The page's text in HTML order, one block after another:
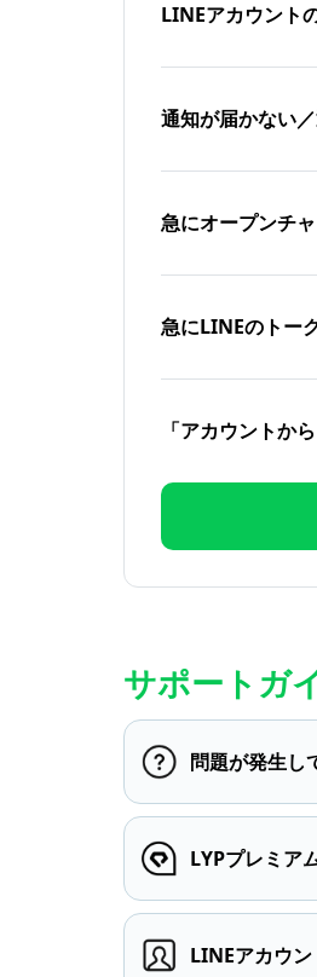
LINEアカウント
通知が届かない
急にオープンチ
急にLINEのトー
「アカウントか
サポートガ
問題が発生し
LYPプレミア
LINEアカウン